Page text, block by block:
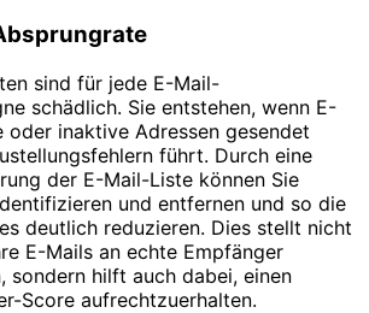
sind für jede E-Mail-
schädlich. Sie entstehen, wenn E-
oder inaktive Adressen gesendet
führt. Durch eine
der E-Mail-Liste können Sie
und entfernen und so die
deutlich reduzieren. Dies stellt nicht
E-Mails an echte Empfänger
sondern hilft auch dabei, einen
Score aufrechtzuerhalten.